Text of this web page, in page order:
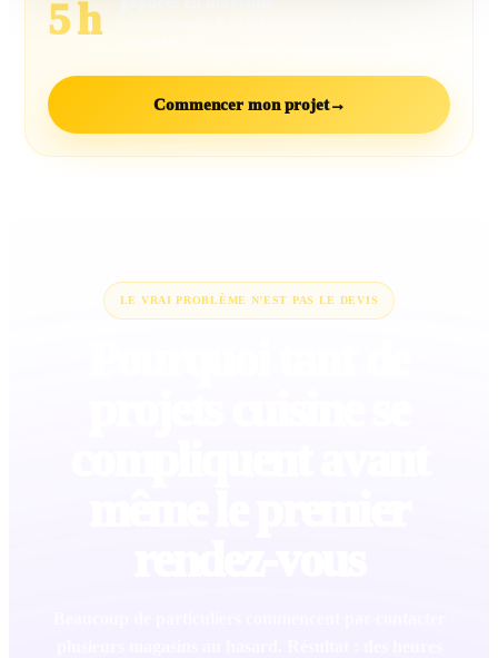
5 h
Commencer mon projet→
LE VRAI PROBLÈME N’EST PAS LE DEVIS